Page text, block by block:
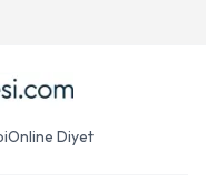
Online Diyet